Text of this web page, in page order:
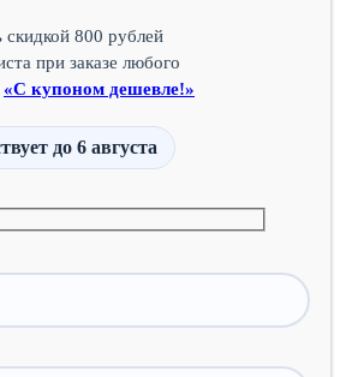
скидкой 800 рублей
при заказе любого
«С купоном дешевле!»
до 6 августа